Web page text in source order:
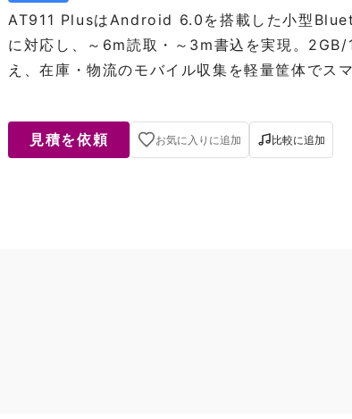
AT911 PlusはAndroid 6.0を搭載した小型
に対応し、～6m読取・～3m書込を実現。
え、在庫・物流のモバイル収集を軽量筐体でス
見積を依頼 お気に入りに追加 比較に追加